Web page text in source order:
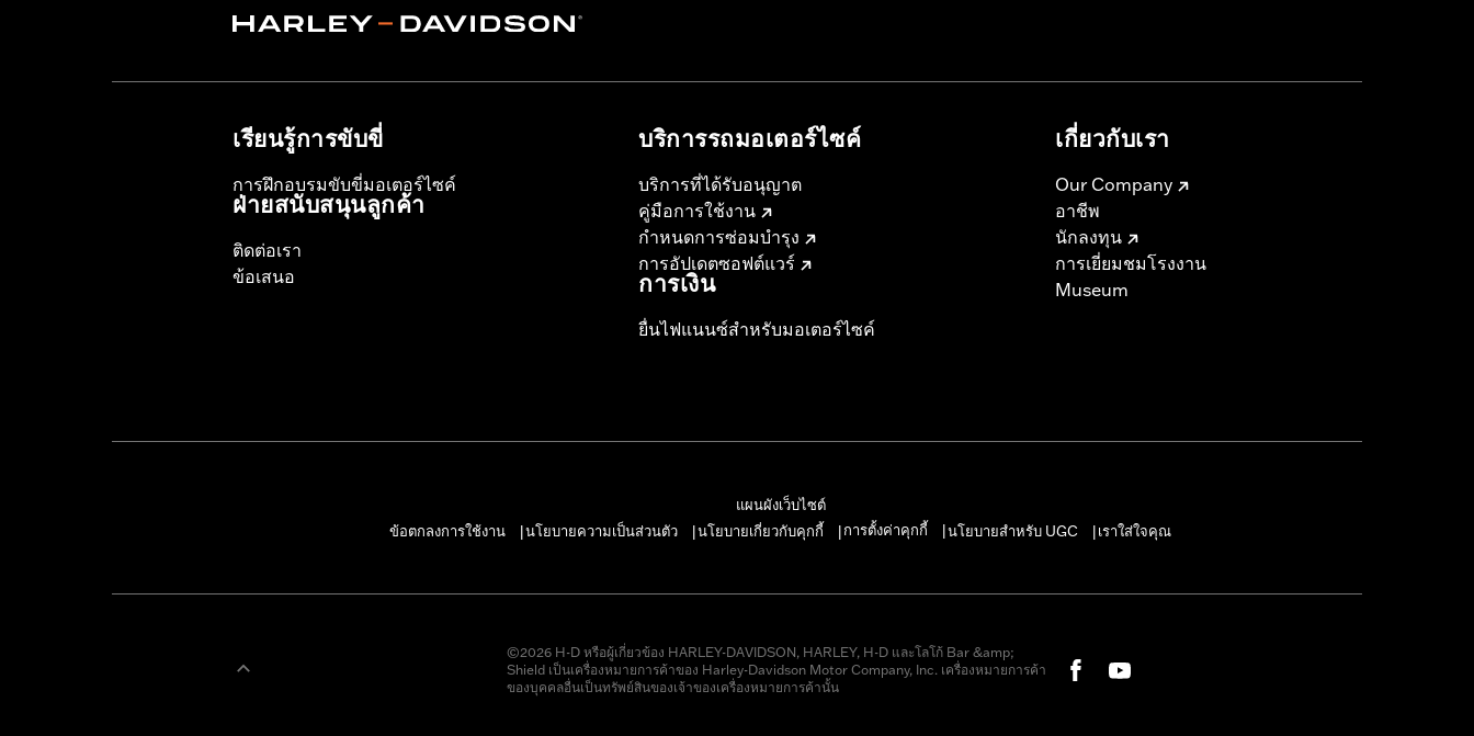
เรียนรู้การขับขี่
การฝึกอบรมขับขี่มอเตอร์ไซค์
ฝ่ายสนับสนุนลูกค้า
ติดต่อเรา
ข้อเสนอ
บริการรถมอเตอร์ไซค์​
บริการที่ได้รับอนุญาต
คู่มือการใช้งาน
กำหนดการซ่อมบำรุง
การอัปเดตซอฟต์แวร์
การเงิน
ยื่นไฟแนนซ์สำหรับมอเตอร์ไซค์
เกี่ยวกับเรา
Our Company
อาชีพ
นักลงทุน
การเยี่ยมชมโรงงาน
Museum
แผนผังเว็บไซต์
ข้อตกลงการใช้งาน
นโยบายความเป็นส่วนตัว นโยบายเกี่ยวกับคุกกี้ การตั้งค่าคุกกี้ นโยบายสำหรับ UGC เราใส่ใจคุณ
©2026 H-D หรือผู้เกี่ยวข้อง HARLEY-DAVIDSON, HARLEY, H-D และโลโก้ Bar &amp;
Shield เป็นเครื่องหมายการค้าของ Harley-Davidson Motor Company, Inc. เครื่องหมายการค้า
ของบุคคลอื่นเป็นทรัพย์สินของเจ้าของเครื่องหมายการค้านั้น